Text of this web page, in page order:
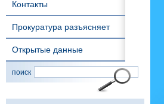
Контакты
Прокуратура разъясняет
Открытые данные
поиск